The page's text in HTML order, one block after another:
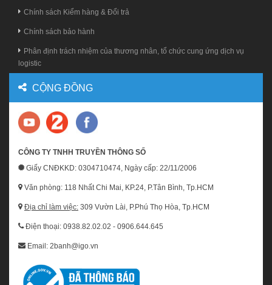
Chính sách Kiểm hàng & Đổi trả
Chính sách bảo hành
Phân định trách nhiệm của thương nhân, tổ chức cung ứng dịch vụ
logistic
CỘNG ĐỒNG
CÔNG TY TNHH TRUYỀN THÔNG SỐ
Giấy CNĐKKD: 0304710474, Ngày cấp: 22/11/2006
Văn phòng: 118 Nhất Chi Mai, KP.24, P.Tân Bình, Tp.HCM
Địa chỉ làm việc: 309 Vườn Lài, P.Phú Thọ Hòa, Tp.HCM
Điện thoại: 0938.82.02.02 - 0906.644.645
Email: 2banh@igo.vn